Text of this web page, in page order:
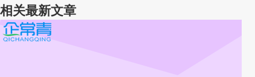
相关最新文章